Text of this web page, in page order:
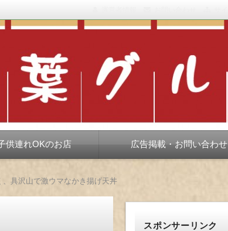
だいたい当たりますが、時々派手にスベります。
供連れOKのお店 広告掲載・お問い合わせ
具沢山で激ウマなかき揚げ天丼
スポンサーリンク